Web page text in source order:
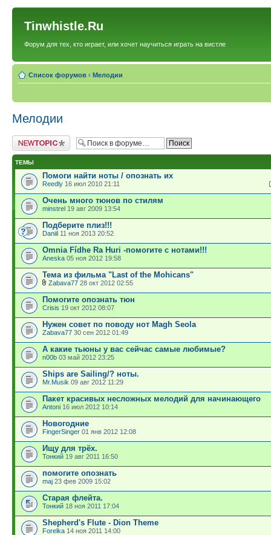
Tinwhistle.Ru
Форум для тех, кто играет, или хочет научиться играть на вистле
Список форумов ‹ Мелодии
Мелодии
Новая тема
ТЕМЫ
Помоги найти ноты / опознать их
Reedly 16 июл 2010 21:11
Очень много тюнов по стилям
minstrel 19 авг 2009 13:54
Подберите плиз!!!
Daniil 11 ноя 2013 20:52
Omnia Fídhe Ra Huri -помогите с нотами!!!
Aneska 05 ноя 2012 19:58
Тема из фильма "Last of the Mohicans"
Zabava77 28 окт 2012 02:55
Помогите опознать тюн
Crisis 19 окт 2012 08:07
Нужен совет по поводу нот Magh Seola
Zabava77 30 сен 2012 01:49
А какие тьюны у вас сейчас самые любимые?
n00b 03 май 2012 23:25
Ships are Sailing/? ноты.
Mr.Musik 09 авг 2012 11:29
Пакет красивых несложных мелодий для начинающего
Antoni 16 июл 2012 10:14
Новогодние
FingerSinger 01 янв 2012 12:08
Ищу для трёх.
Тонкий 19 авг 2011 16:50
помогите опознать
maj 23 фев 2009 15:02
Старая флейта.
Тонкий 18 ноя 2011 17:04
Shepherd's Flute - Dion Theme
Forelka 14 ноя 2011 14:00